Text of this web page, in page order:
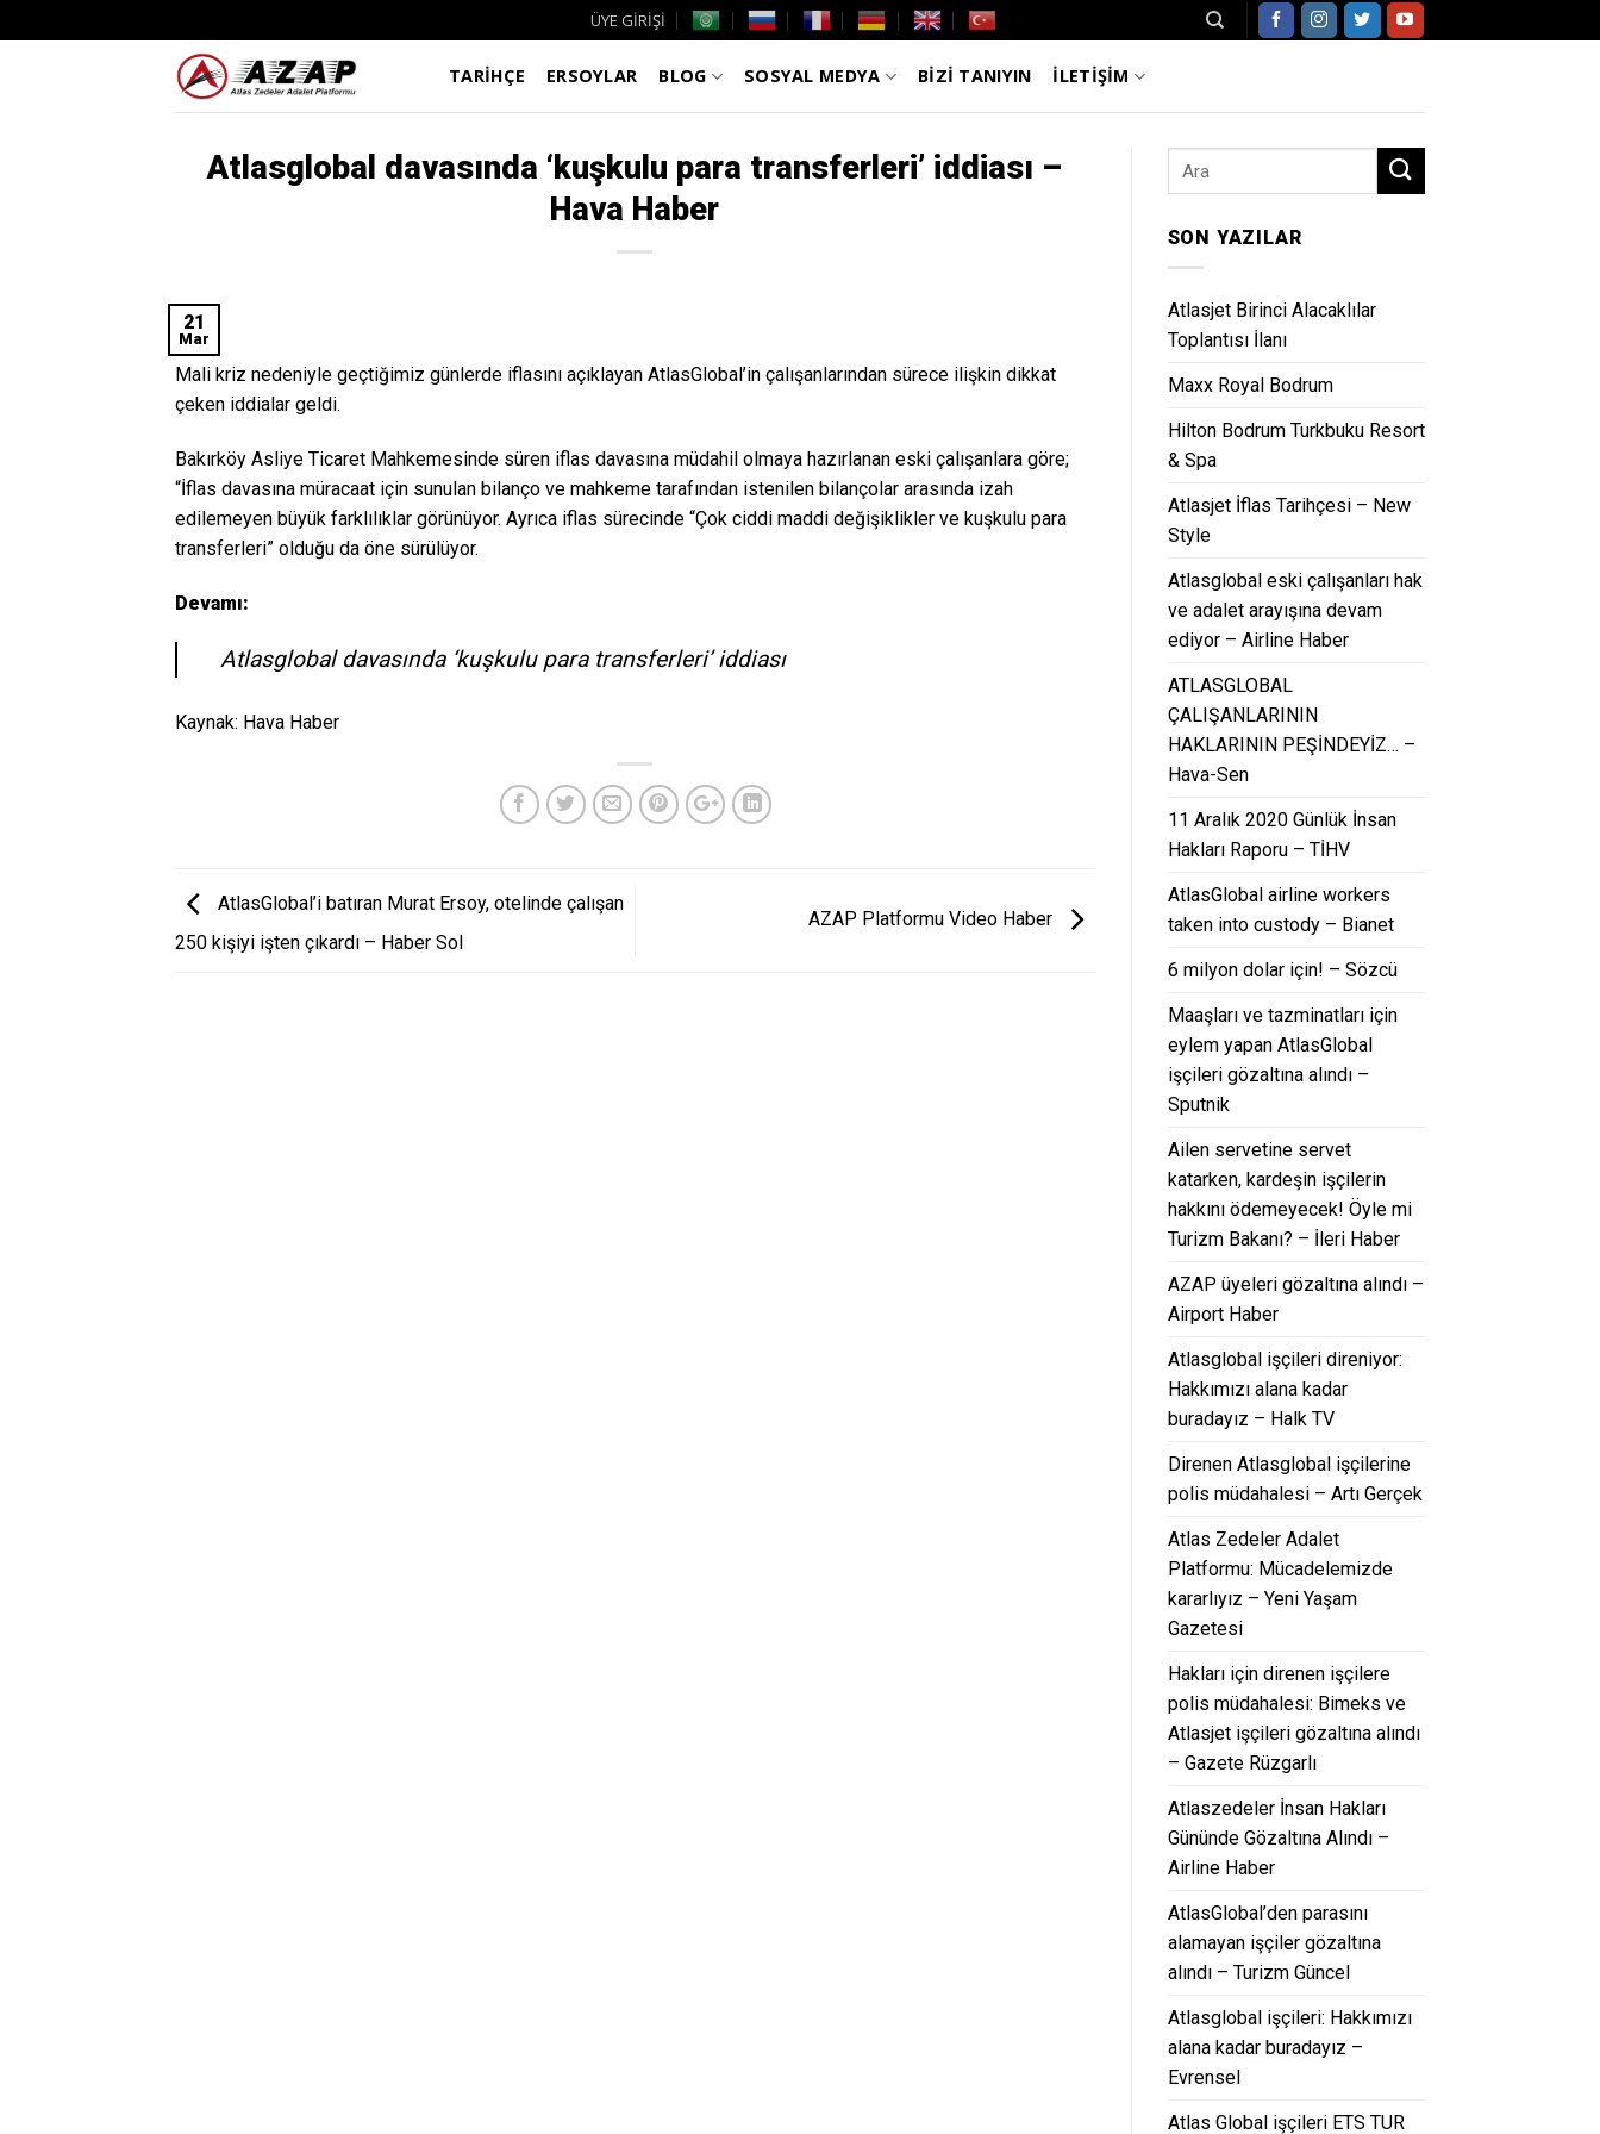
to
ÜYE GİRİŞİ
TARİHÇE ERSOYLAR BLOG SOSYAL MEDYA BİZİ TANIYIN İLETİŞİM
Atlasglobal davasında ‘kuşkulu para transferleri’ iddiası –
Hava Haber
21
Mar
Mali kriz nedeniyle geçtiğimiz günlerde iflasını açıklayan AtlasGlobal’in çalışanlarından sürece ilişkin dikkat
çeken iddialar geldi.
Bakırköy Asliye Ticaret Mahkemesinde süren iflas davasına müdahil olmaya hazırlanan eski çalışanlara göre;
“İflas davasına müracaat için sunulan bilanço ve mahkeme tarafından istenilen bilançolar arasında izah
edilemeyen büyük farklılıklar görünüyor. Ayrıca iflas sürecinde “Çok ciddi maddi değişiklikler ve kuşkulu para
transferleri” olduğu da öne sürülüyor.
Devamı:
Atlasglobal davasında ‘kuşkulu para transferleri’ iddiası
Kaynak: Hava Haber
AtlasGlobal’i batıran Murat Ersoy, otelinde çalışan
250 kişiyi işten çıkardı – Haber Sol
AZAP Platformu Video Haber
SON YAZILAR
Atlasjet Birinci Alacaklılar
Toplantısı İlanı
Maxx Royal Bodrum
Hilton Bodrum Turkbuku Resort
& Spa
Atlasjet İflas Tarihçesi – New
Style
Atlasglobal eski çalışanları hak
ve adalet arayışına devam
ediyor – Airline Haber
ATLASGLOBAL
ÇALIŞANLARININ
HAKLARININ PEŞİNDEYİZ… –
Hava-Sen
11 Aralık 2020 Günlük İnsan
Hakları Raporu – TİHV
AtlasGlobal airline workers
taken into custody – Bianet
6 milyon dolar için! – Sözcü
Maaşları ve tazminatları için
eylem yapan AtlasGlobal
işçileri gözaltına alındı –
Sputnik
Ailen servetine servet
katarken, kardeşin işçilerin
hakkını ödemeyecek! Öyle mi
Turizm Bakanı? – İleri Haber
AZAP üyeleri gözaltına alındı –
Airport Haber
Atlasglobal işçileri direniyor:
Hakkımızı alana kadar
buradayız – Halk TV
Direnen Atlasglobal işçilerine
polis müdahalesi – Artı Gerçek
Atlas Zedeler Adalet
Platformu: Mücadelemizde
kararlıyız – Yeni Yaşam
Gazetesi
Hakları için direnen işçilere
polis müdahalesi: Bimeks ve
Atlasjet işçileri gözaltına alındı
– Gazete Rüzgarlı
Atlaszedeler İnsan Hakları
Gününde Gözaltına Alındı –
Airline Haber
AtlasGlobal’den parasını
alamayan işçiler gözaltına
alındı – Turizm Güncel
Atlasglobal işçileri: Hakkımızı
alana kadar buradayız –
Evrensel
Atlas Global işçileri ETS TUR